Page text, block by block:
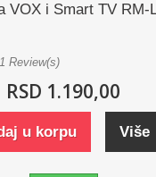
VOX i Smart TV RM-
1 Review(s)
RSD 1.190,00
u korpu Više